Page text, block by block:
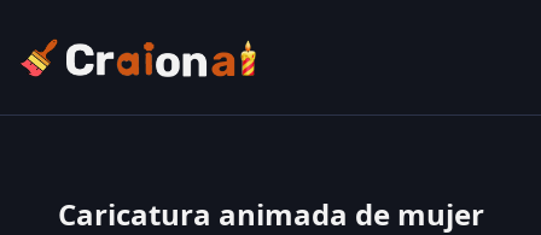
Caricatura animada de mujer